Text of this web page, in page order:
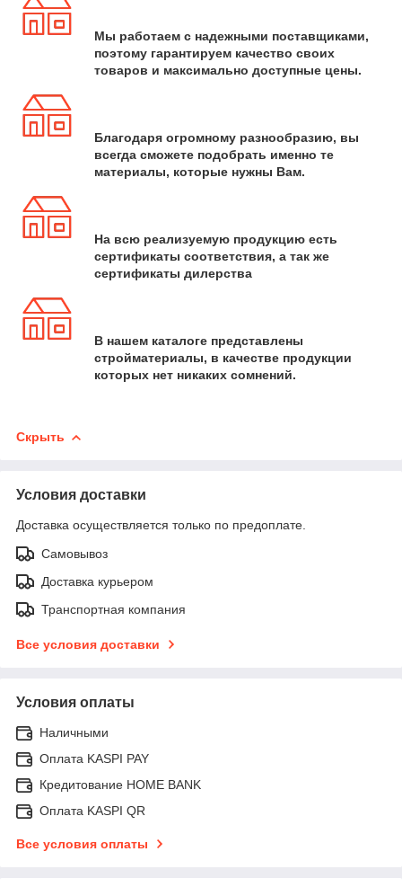
Мы работаем с надежными поставщиками,
поэтому гарантируем качество своих
товаров и максимально доступные цены.
Благодаря огромному разнообразию, вы
всегда сможете подобрать именно те
материалы, которые нужны Вам.
На всю реализуемую продукцию есть
сертификаты соответствия, а так же
сертификаты дилерства
В нашем каталоге представлены
стройматериалы, в качестве продукции
которых нет никаких сомнений.
Скрыть
Условия доставки
Доставка осуществляется только по предоплате.
Самовывоз
Доставка курьером
Транспортная компания
Все условия доставки
Условия оплаты
Наличными
Оплата KASPI PAY
Кредитование HOME BANK
Оплата KASPI QR
Все условия оплаты